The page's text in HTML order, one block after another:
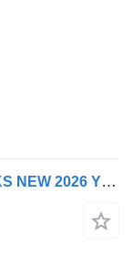
Lider LIDER DUMPER READY STOCKS NEW 2026 YEAR